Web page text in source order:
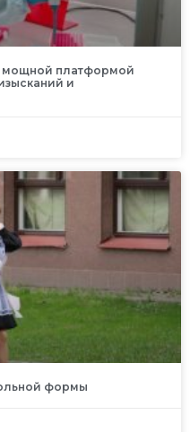
мощной платформой
и
формы